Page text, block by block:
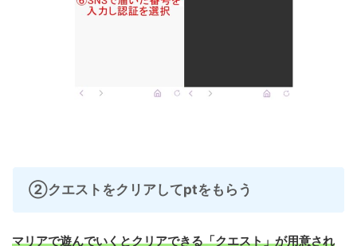
②クエストをクリアしてptをもらう
マリアで遊んでいくとクリアできる「クエスト」が用意され